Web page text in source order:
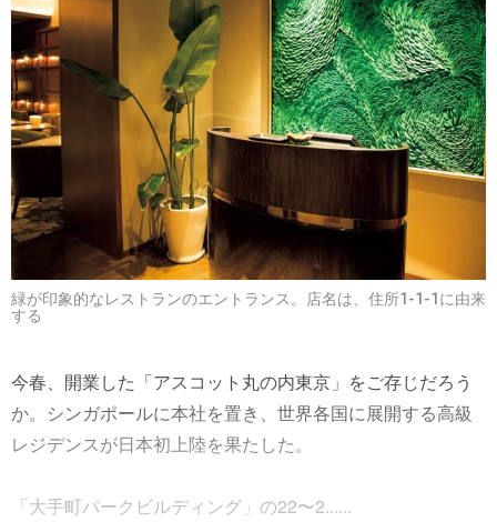
緑が印象的なレストランのエントランス。店名は、住所1-1-1に由来
する
今春、開業した「アスコット丸の内東京」をご存じだろう
か。シンガポールに本社を置き、世界各国に展開する高級
レジデンスが日本初上陸を果たした。
「大手町パークビルディング」の22〜2......